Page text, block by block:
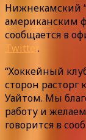
Нижнекамский
американским
сообщается в
Twitter .
“Хоккейный
сторон
Уайтом. Мы
работу и
говорится в